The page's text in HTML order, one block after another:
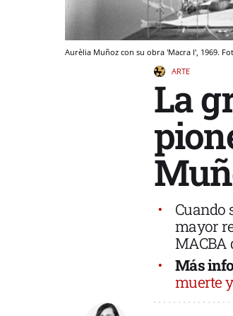
Aurèlia Muñoz con su obra 'Macra I', 1969.
ARTE
La
Cuando
mayor
MACBA
Más
muerte